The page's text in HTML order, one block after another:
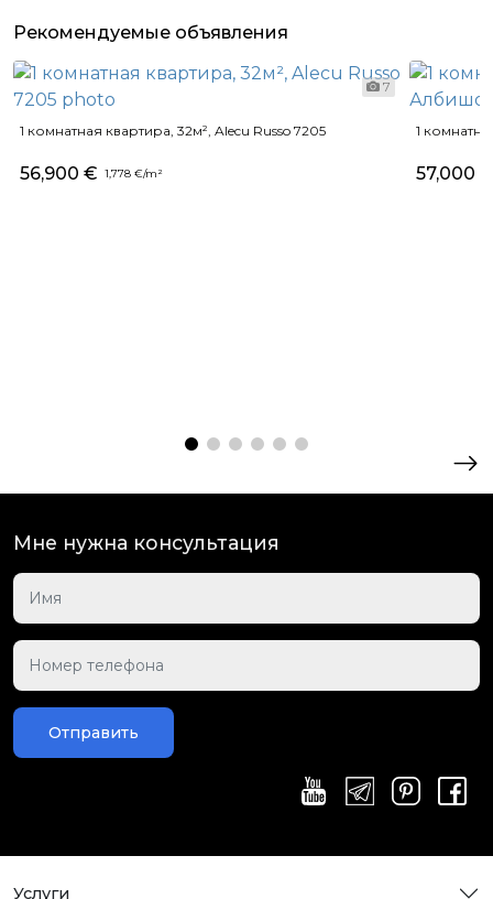
Рекомендуемые объявления
7
1 комнатная квартира, 32м², Alecu Russo 7205
56,900 € 1,778 €/m²
1
57,000
Мне нужна консультация
Отправить
Услуги